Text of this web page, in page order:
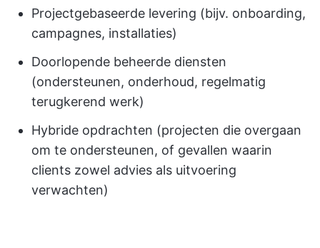
Projectgebaseerde levering (bijv. onboarding,
campagnes, installaties)
Doorlopende beheerde diensten
(ondersteunen, onderhoud, regelmatig
terugkerend werk)
Hybride opdrachten (projecten die overgaan
om te ondersteunen, of gevallen waarin
clients zowel advies als uitvoering
verwachten)